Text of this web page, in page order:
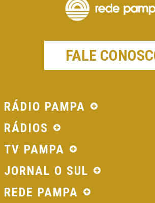
FALE
RÁDIO PAMPA
RÁDIOS
TV PAMPA
JORNAL O SUL
REDE PAMPA